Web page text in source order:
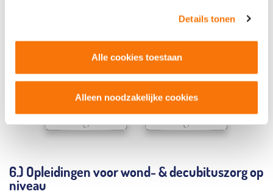
Details tonen
Alle cookies toestaan
Alleen noodzakelijke cookies
6.) Opleidingen voor wond- & decubituszorg op
niveau